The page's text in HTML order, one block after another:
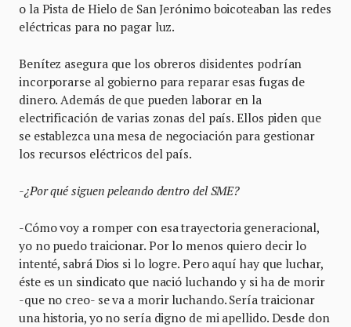
o la Pista de Hielo de San Jerónimo boicoteaban las redes
eléctricas para no pagar luz.
Benítez asegura que los obreros disidentes podrían
incorporarse al gobierno para reparar esas fugas de
dinero. Además de que pueden laborar en la
electrificación de varias zonas del país. Ellos piden que
se establezca una mesa de negociación para gestionar
los recursos eléctricos del país.
-¿Por qué siguen peleando dentro del SME?
-Cómo voy a romper con esa trayectoria generacional,
yo no puedo traicionar. Por lo menos quiero decir lo
intenté, sabrá Dios si lo logre. Pero aquí hay que luchar,
éste es un sindicato que nació luchando y si ha de morir
-que no creo- se va a morir luchando. Sería traicionar
una historia, yo no sería digno de mi apellido. Desde don